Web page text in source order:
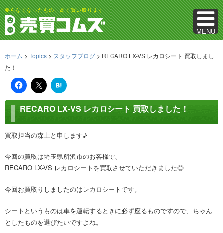
MENU
要らなくなったもの、高く買い取ります
ホーム > Topics > スタッフブログ > RECARO LX-VS レカロシート 買取しまし
た！
は
て
ブ
ッ
マ
ク
RECARO LX-VS レカロシート 買取しました！
買取担当の森上と申します♪
今回の買取は埼玉県所沢市のお客様で、
RECARO LX-VS レカロシートを買取させていただきました◎
今回お買取りしましたのはレカロシートです。
シートというものは車を運転するときに必ず座るものですので、ちゃん
としたものを選びたいですよね。